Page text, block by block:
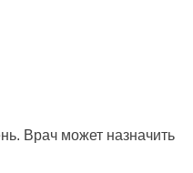
Врач может назначить